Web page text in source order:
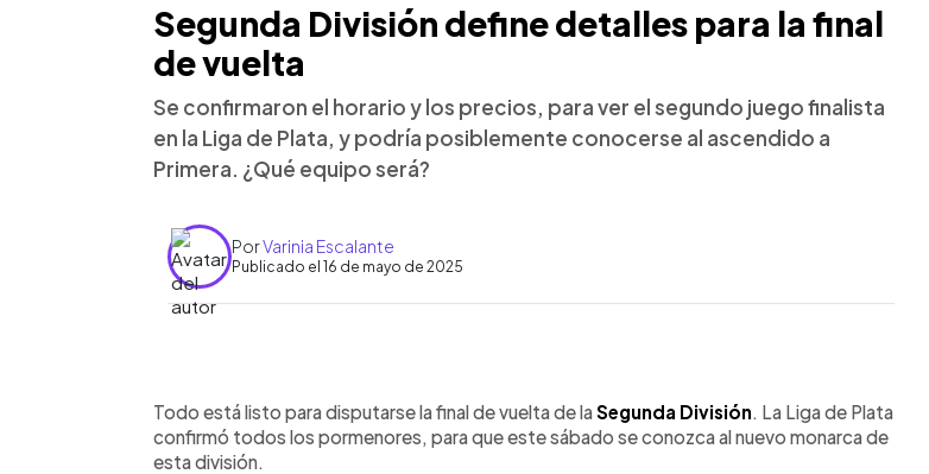
Segunda División define detalles para la final
de vuelta
Se confirmaron el horario y los precios, para ver el segundo juego finalista
en la Liga de Plata, y podría posiblemente conocerse al ascendido a
Primera. ¿Qué equipo será?
PorVarinia Escalante
Publicado el 16 de mayo de 2025
► Escuchar artículo
Todo está listo para disputarse la final de vuelta de laSegunda División . La Liga de Plata
confirmó todos los pormenores, para que este sábado se conozca al nuevo monarca de
esta división.